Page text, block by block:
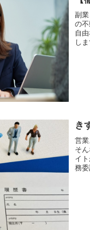
副
の
自
し
き
営
そ
イ
務